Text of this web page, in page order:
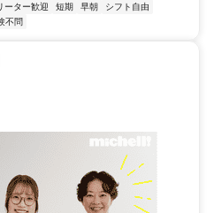
ーター歓迎 短期 早朝
シフト自由
不問